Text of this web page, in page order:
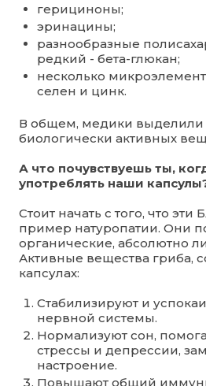
герициноны;
эринацины;
разнообразные
редкий - бета-глюкан;
несколько
селен и цинк.
В общем, медики выделили
биологически активных
А что почувствуешь ты,
употреблять наши
Стоит начать с того, что
пример натуропатии. Они
органические, абсолютно
Активные вещества гриба,
капсулах:
Стабилизируют и
нервной системы.
Нормализуют сон,
стрессы и депрессии,
настроение.
Повышают общий